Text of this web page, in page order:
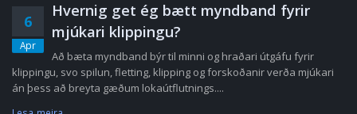
6
Apr
Hvernig get ég bætt myndband fyrir
mjúkari klippingu?
Að bæta myndband býr til minni og hraðari útgáfu fyrir
klippingu, svo spilun, fletting, klipping og forskoðanir verða mjúkari
án þess að breyta gæðum lokaútflutnings....